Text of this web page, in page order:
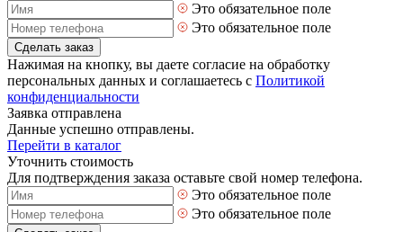
Это обязательное поле
Это обязательное поле
Сделать заказ
Нажимая на кнопку, вы даете согласие на обработку
персональных данных и соглашаетесь с Политикой
конфиденциальности
Заявка отправлена
Данные успешно отправлены.
Перейти в каталог
Уточнить стоимость
Для подтверждения заказа оставьте свой номер телефона.
Это обязательное поле
Это обязательное поле